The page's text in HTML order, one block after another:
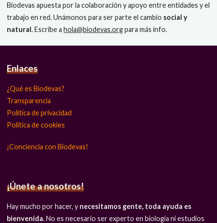
Biodevas apuesta por la colaboración y apoyo entre entidades y el
trabajo en red. Unámonos para ser parte el cambio social y
natural. Escribe ahola@biodevas.orgpara más info.
Enlaces
¿Qué es Biodevas?
Transparencia
Política de privacidad
Política de cookies
¡Conciencia con Biodevas!
¡Únete a nosotros!
Hay mucho por hacer, y necesitamos gente, toda ayuda es
bienvenida. No es necesario ser experto en biología ni estudios